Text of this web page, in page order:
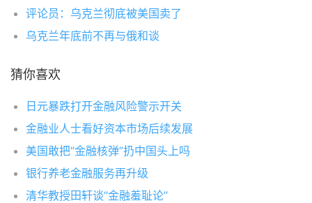
评论员：乌克兰彻底被美国卖了
乌克兰年底前不再与俄和谈
猜你喜欢
日元暴跌打开金融风险警示开关
金融业人士看好资本市场后续发展
美国敢把“金融核弹”扔中国头上吗
银行养老金融服务再升级
清华教授田轩谈“金融羞耻论”